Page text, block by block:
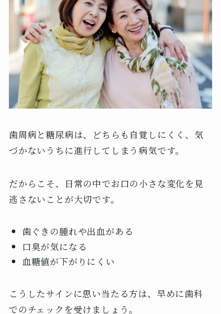
歯周病と糖尿病は、どちらも自覚しにくく、気
づかないうちに進行してしまう病気です。
だからこそ、日常の中でお口の小さな変化を見
逃さないことが大切です。
歯ぐきの腫れや出血がある
口臭が気になる
血糖値が下がりにくい
こうしたサインに思い当たる方は、早めに歯科
でのチェックを受けましょう。